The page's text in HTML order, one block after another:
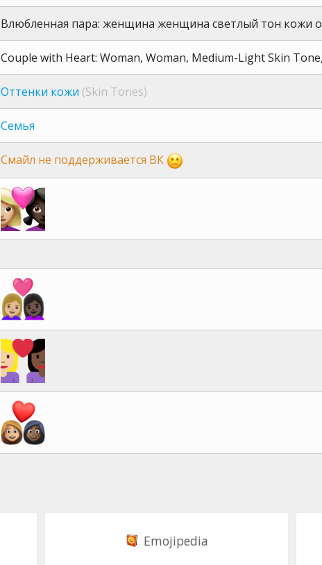
Влюбленная пара: женщина женщина светлый тон кожи
Couple with Heart: Woman, Woman, Medium-Light Skin
Оттенки кожи (Skin Tones)
Семья
Смайл не поддерживается ВК
Emojipedia